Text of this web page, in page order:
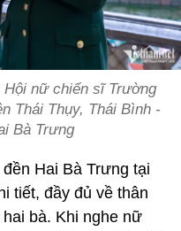
nữ chiến sĩ Trường
Thái Thụy, Thái Bình -
Bà Trưng
Hai Bà Trưng tại
tiết, đầy đủ về thân
bà. Khi nghe nữ